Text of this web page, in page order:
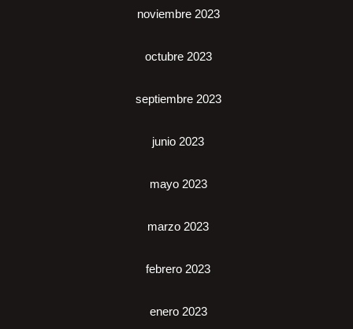
noviembre 2023
octubre 2023
septiembre 2023
junio 2023
mayo 2023
marzo 2023
febrero 2023
enero 2023